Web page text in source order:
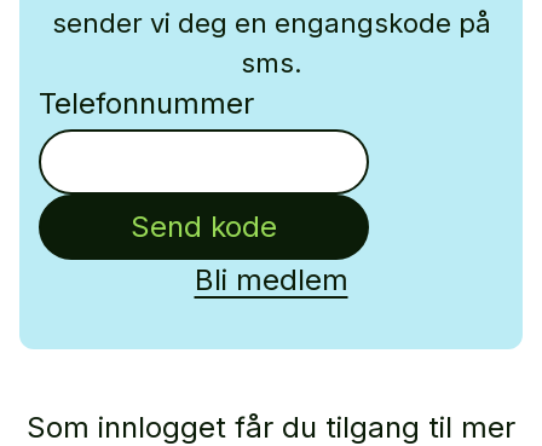
sender vi deg en engangskode på
sms.
Telefonnummer
Send kode
Bli medlem
Som innlogget får du tilgang til mer